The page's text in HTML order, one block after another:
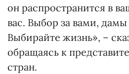
он распространится в
вас. Выбор за вами, дамы
Выбирайте жизнь», –
обращаясь к
стран.